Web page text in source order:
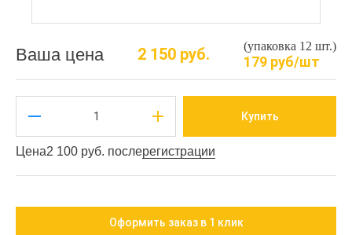
Ваша цена 2 150 руб. (упаковка 12 шт.)
179 руб/шт
Купить
Цена2 100 руб. послерегистрации
Оформить заказ в 1 клик